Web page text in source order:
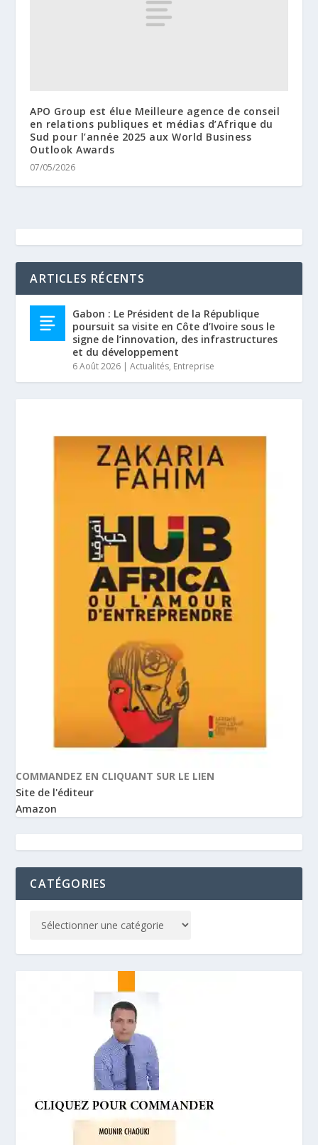
APO Group est élue Meilleure agence de conseil
en relations publiques et médias d’Afrique du
Sud pour l’année 2025 aux World Business
Outlook Awards
07/05/2026
ARTICLES RÉCENTS
Gabon : Le Président de la République
poursuit sa visite en Côte d’Ivoire sous le
signe de l’innovation, des infrastructures
et du développement
6 Août 2026 |Actualités, Entreprise
COMMANDEZ EN CLIQUANT SUR LE LIEN
Site de l'éditeur
Amazon
CATÉGORIES